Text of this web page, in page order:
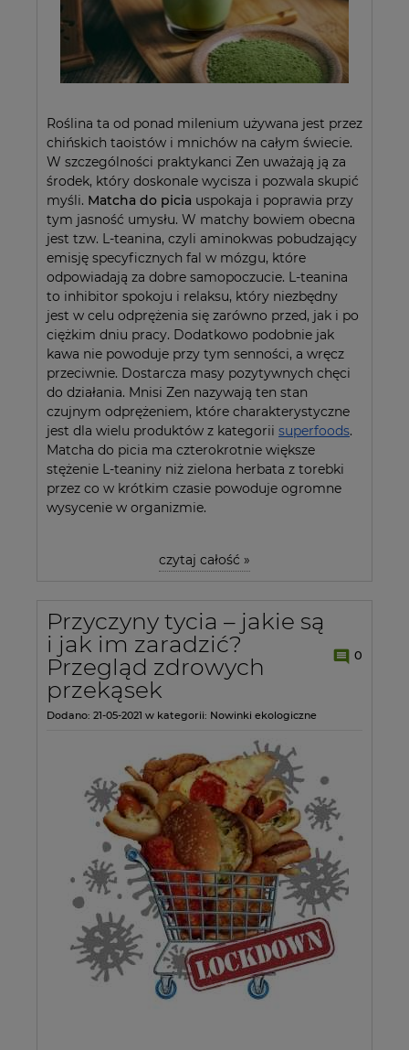
Roślina ta od ponad milenium używana jest przez
chińskich taoistów i mnichów na całym świecie.
W szczególności praktykanci Zen uważają ją za
środek, który doskonale wycisza i pozwala skupić
myśli. Matcha do picia uspokaja i poprawia przy
tym jasność umysłu. W matchy bowiem obecna
jest tzw. L-teanina, czyli aminokwas pobudzający
emisję specyficznych fal w mózgu, które
odpowiadają za dobre samopoczucie. L-teanina
to inhibitor spokoju i relaksu, który niezbędny
jest w celu odprężenia się zarówno przed, jak i po
ciężkim dniu pracy. Dodatkowo podobnie jak
kawa nie powoduje przy tym senności, a wręcz
przeciwnie. Dostarcza masy pozytywnych chęci
do działania. Mnisi Zen nazywają ten stan
czujnym odprężeniem, które charakterystyczne
jest dla wielu produktów z kategorii superfoods.
Matcha do picia ma czterokrotnie większe
stężenie L-teaniny niż zielona herbata z torebki
przez co w krótkim czasie powoduje ogromne
wysycenie w organizmie.
czytaj całość »
Przyczyny tycia – jakie są
i jak im zaradzić?
Przegląd zdrowych
przekąsek
0
Dodano: 21-05-2021 w kategorii: Nowinki ekologiczne